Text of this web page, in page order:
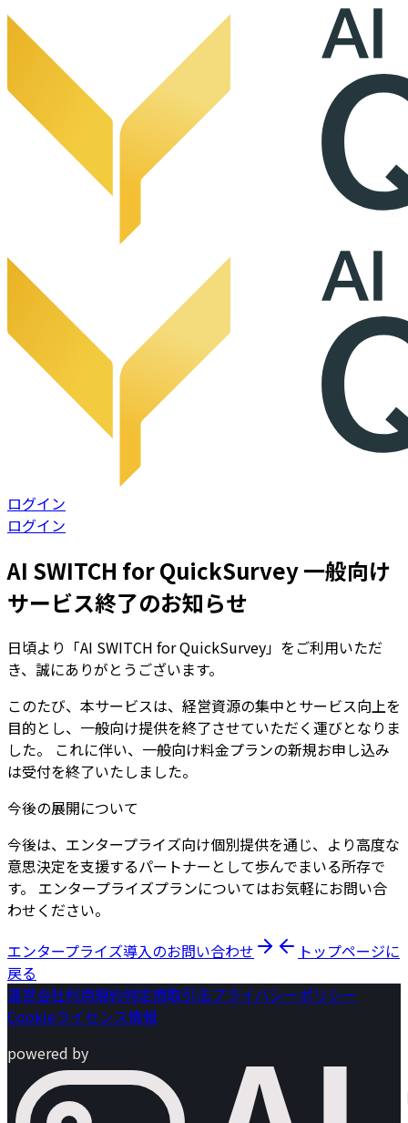
ログイン
ログイン
AI SWITCH for QuickSurvey 一般向け
サービス終了のお知らせ
日頃より「AI SWITCH for QuickSurvey」をご利用いただ
き、誠にありがとうございます。
このたび、本サービスは、経営資源の集中とサービス向上を
目的とし、一般向け提供を終了させていただく運びとなりま
した。 これに伴い、一般向け料金プランの新規お申し込み
は受付を終了いたしました。
今後の展開について
今後は、エンタープライズ向け個別提供を通じ、より高度な
意思決定を支援するパートナーとして歩んでまいる所存で
す。 エンタープライズプランについてはお気軽にお問い合
わせください。
エンタープライズ導入のお問い合わせ
トップページに
戻る
運営会社利用規約特定商取引法プライバシーポリシー
Cookieライセンス情報
powered by